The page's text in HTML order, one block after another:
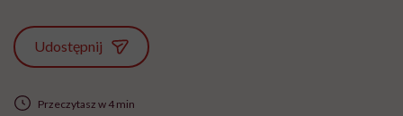
Udostępnij
Przeczytasz w 4 min